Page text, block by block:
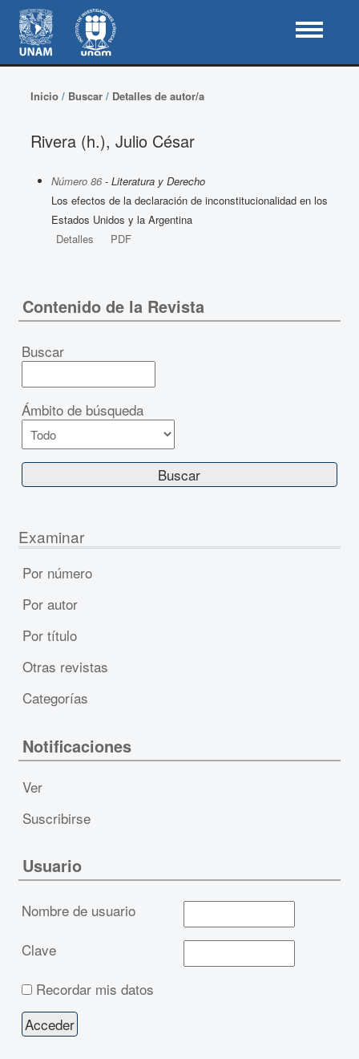
Inicio/ Buscar/ Detalles de autor/a
Rivera (h.), Julio César
Número 86- Literatura y Derecho
Los efectos de la declaración de inconstitucionalidad en los
Estados Unidos y la Argentina
Detalles
PDF
Contenido de la Revista
Buscar
Ámbito de búsqueda
Examinar
Por número
Por autor
Por título
Otras revistas
Categorías
Notificaciones
Ver
Suscribirse
Usuario
Nombre de usuario
Clave
Recordar mis datos